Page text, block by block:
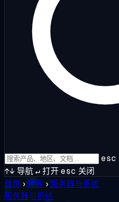
esc
↑↓ 导航↵打开esc 关闭
首页 ›博客 › 服务器与系统
服务器与系统